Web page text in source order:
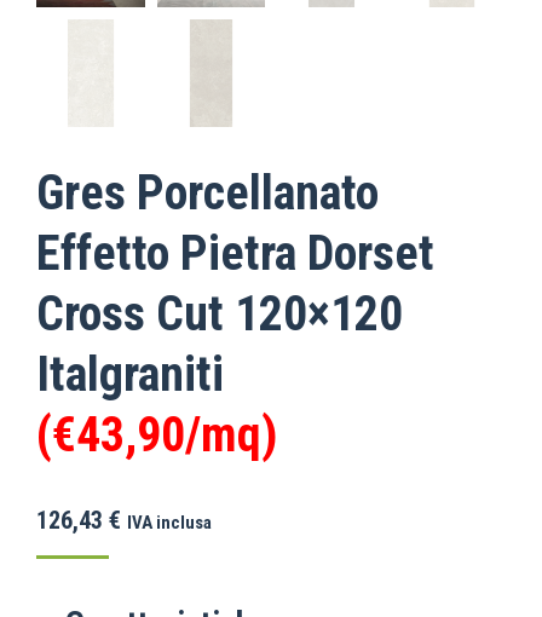
Gres Porcellanato
Effetto Pietra Dorset
Cross Cut 120×120
Italgraniti
(€43,90/mq)
126,43 € IVA inclusa